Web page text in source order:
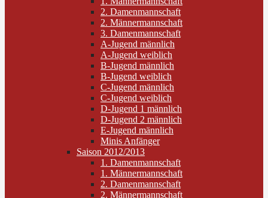
2. Damenmannschaft
2. Männermannschaft
3. Damenmannschaft
A-Jugend männlich
A-Jugend weiblich
B-Jugend männlich
B-Jugend weiblich
C-Jugend männlich
C-Jugend weiblich
D-Jugend 1 männlich
D-Jugend 2 männlich
E-Jugend männlich
Minis Anfänger
Saison 2012/2013
1. Damenmannschaft
1. Männermannschaft
2. Damenmannschaft
2. Männermannschaft